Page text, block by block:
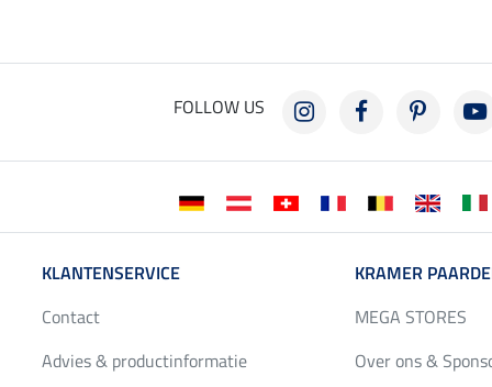
FOLLOW US
KLANTENSERVICE
Contact
Advies & productinformatie
KRAMER
MEGA STORES
Over ons &